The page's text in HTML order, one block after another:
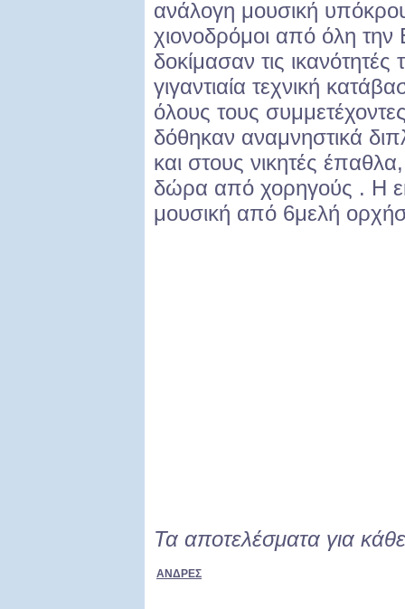
ανάλογη μουσική
χιονοδρόμοι από όλη την
δοκίμασαν τις ικανότητές
γιγαντιαία τεχνική
όλους τους
δόθηκαν αναμνηστικά
και στους νικητές
δώρα από χορηγούς . Η
μουσική από 6μελή
Τα αποτελέσματα για
ΑΝΔΡΕΣ